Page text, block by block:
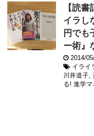
【読
イラし
円でも
ー術』
2014/
イライ
川井道子,
る! 進学